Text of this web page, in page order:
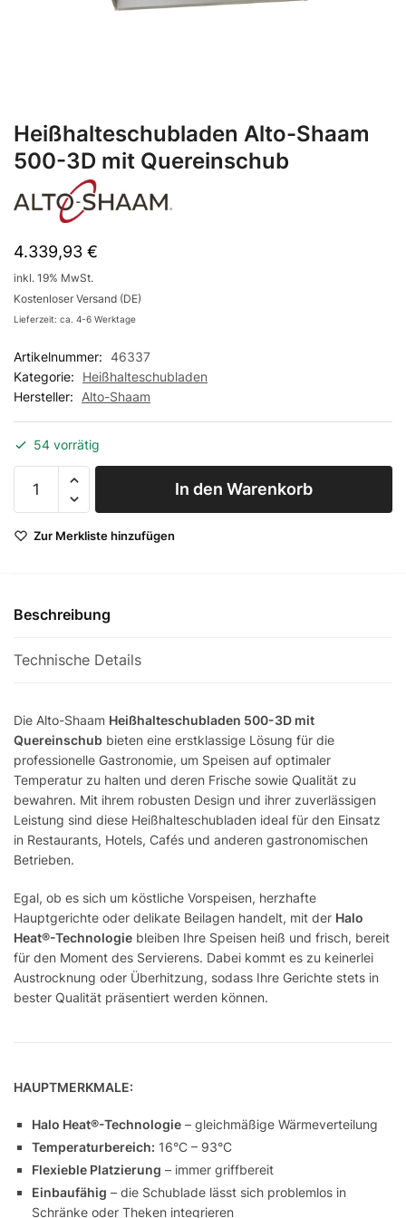
Heißhalteschubladen Alto-Shaam
500-3D mit Quereinschub
4.339,93 €
inkl. 19% MwSt.
Kostenloser Versand (DE)
Lieferzeit: ca. 4-6 Werktage
Artikelnummer: 46337
Kategorie:
Heißhalteschubladen
Hersteller:
Alto-Shaam
54 vorrätig
Heißhalteschubladen
Alto-Shaam 500-3D
Menge
In den Warenkorb
Zur Merkliste hinzufügen
Beschreibung
Technische Details
Die Alto-Shaam Heißhalteschubladen 500-3D mit
Quereinschub bieten eine erstklassige Lösung für die
professionelle Gastronomie, um Speisen auf optimaler
Temperatur zu halten und deren Frische sowie Qualität zu
bewahren. Mit ihrem robusten Design und ihrer zuverlässigen
Leistung sind diese Heißhalteschubladen ideal für den Einsatz
in Restaurants, Hotels, Cafés und anderen gastronomischen
Betrieben.
Egal, ob es sich um köstliche Vorspeisen, herzhafte
Hauptgerichte oder delikate Beilagen handelt, mit der Halo
Heat®-Technologie bleiben Ihre Speisen heiß und frisch, bereit
für den Moment des Servierens. Dabei kommt es zu keinerlei
Austrocknung oder Überhitzung, sodass Ihre Gerichte stets in
bester Qualität präsentiert werden können.
HAUPTMERKMALE:
Halo Heat®-Technologie – gleichmäßige Wärmeverteilung
Temperaturbereich: 16°C – 93°C
Flexieble Platzierung – immer griffbereit
Einbaufähig – die Schublade lässt sich problemlos in
Schränke oder Theken integrieren